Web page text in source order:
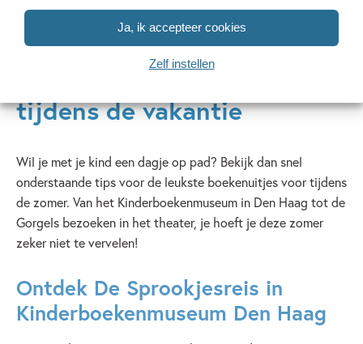
Ja, ik accepteer cookies
Zelf instellen
voorlezen ook goed voor het oefenen met
concentratie, de ontwikkeling van taalinzicht en het
vergroten van de fantasie!
7x zomerse uitjes voor
tijdens de vakantie
Wil je met je kind een dagje op pad? Bekijk dan snel
onderstaande tips voor de leukste boekenuitjes voor tijdens
de zomer. Van het Kinderboekenmuseum in Den Haag tot de
Gorgels bezoeken in het theater, je hoeft je deze zomer
zeker niet te vervelen!
Ontdek De Sprookjesreis in
Kinderboekenmuseum Den Haag